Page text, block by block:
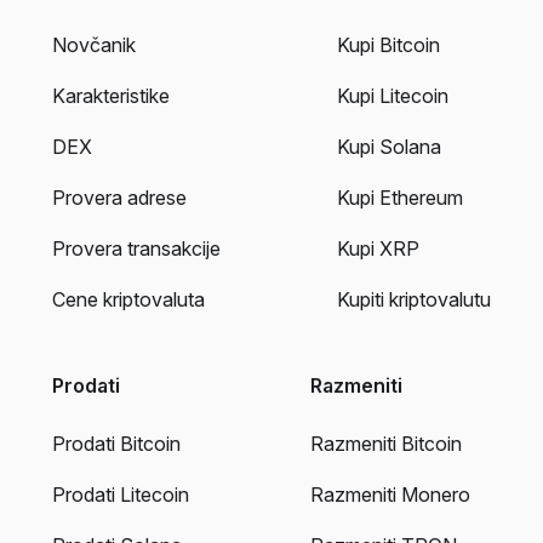
Novčanik
Karakteristike
DEX
Provera adrese
Provera transakcije
Cene kriptovaluta
Kupi Bitcoin
Kupi Litecoin
Kupi Solana
Kupi Ethereum
Kupi XRP
Kupiti kriptovalutu
Prodati
Prodati Bitcoin
Prodati Litecoin
Razmeniti
Razmeniti Bitcoin
Razmeniti Monero